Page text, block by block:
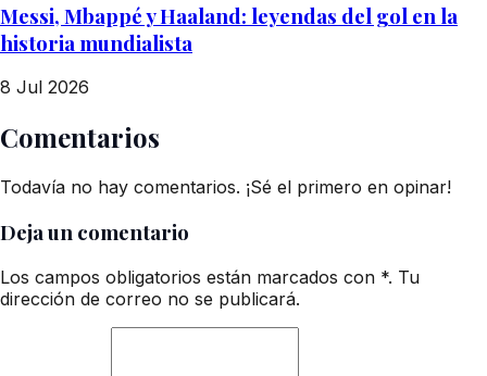
Messi, Mbappé y Haaland: leyendas del gol en la
historia mundialista
8 Jul 2026
Comentarios
Todavía no hay comentarios. ¡Sé el primero en opinar!
Deja un comentario
Los campos obligatorios están marcados con *. Tu
dirección de correo no se publicará.